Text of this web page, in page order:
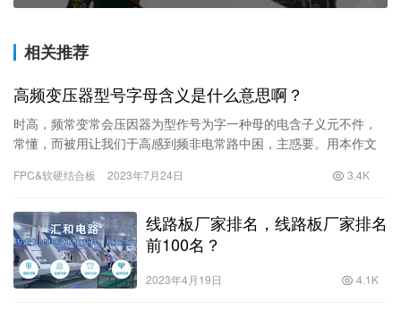
相关推荐
高频变压器型号字母含义是什么意思啊？
时高，频常变常会压因器为型作号为字一种母的电含子义元不件，
常懂，而被用让我们于高感到频非电常路中困，主惑要。用本作文
配母、的含滤义，波让等你，在选择广电子泛设
FPC&软硬结合板 2023年7月24日 3.4K
线路板厂家排名，线路板厂家排名
前100名？
2023年4月19日 4.1K